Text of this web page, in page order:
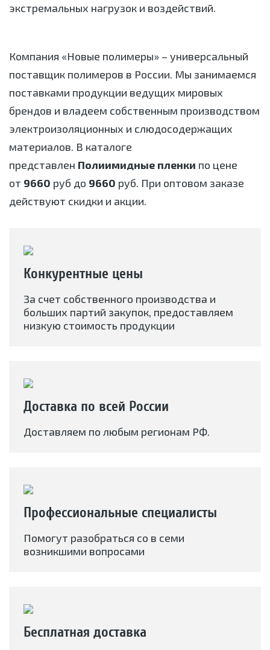
экстремальных нагрузок и воздействий.
Компания «Новые полимеры» – универсальный
поставщик полимеров в России. Мы занимаемся
поставками продукции ведущих мировых
брендов и владеем собственным производством
электроизоляционных и слюдосодержащих
материалов. В каталоге
представлен Полиимидные пленки по цене
от 9660 руб до 9660 руб. При оптовом заказе
действуют скидки и акции.
Конкурентные цены
За счет собственного производства и
больших партий закупок, предоставляем
низкую стоимость продукции
Доставка по всей России
Доставляем по любым регионам РФ.
Профессиональные специалисты
Помогут разобраться со в семи
возникшими вопросами
Бесплатная доставка